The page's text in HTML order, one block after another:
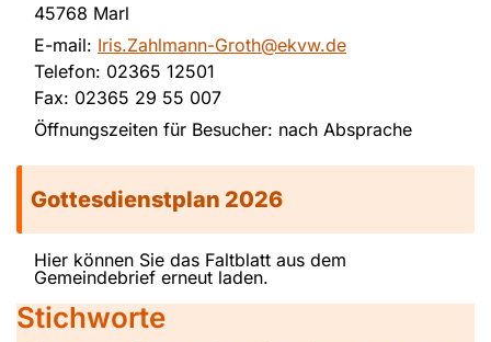
45768 Marl
E-mail: Iris.Zahlmann-Groth@ekvw.de
Telefon: 02365 12501
Fax: 02365 29 55 007
Öffnungszeiten für Besucher: nach Absprache
Gottesdienstplan 2026
Hier können Sie das Faltblatt aus dem
Gemeindebrief erneut laden.
Stichworte